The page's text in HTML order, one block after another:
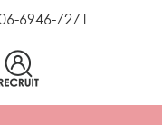
6946-7271